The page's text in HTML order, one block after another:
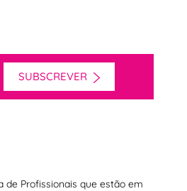
SUBSCREVER
de Profissionais que estão em